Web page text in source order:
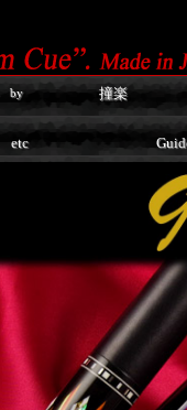
by
撞楽
etc